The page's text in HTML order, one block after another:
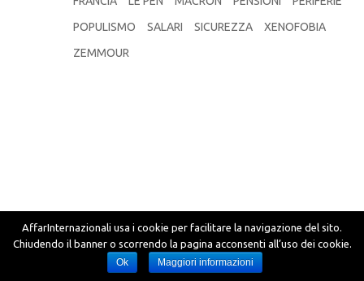
POPULISMO
SALARI SICUREZZA
XENOFOBIA
ZEMMOUR
AffarInternazionali usa i cookie per facilitare la navigazione del sito.
Chiudendo il banner o scorrendo la pagina acconsenti all’uso dei cookie.
Ok
Maggiori informazioni